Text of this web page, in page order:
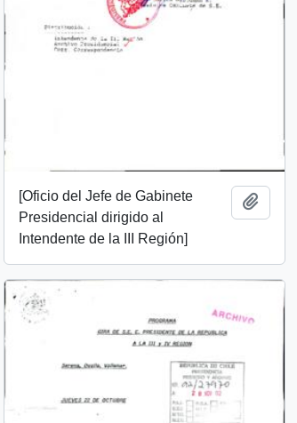
[Oficio del Jefe de Gabinete
Presidencial dirigido al
Intendente de la III Región]